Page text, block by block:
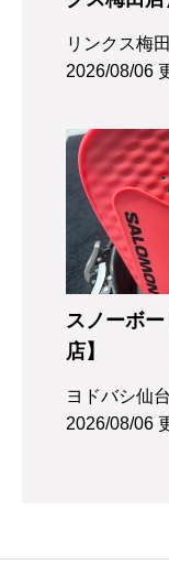
リンクス梅
2026/08/06
スノーボ
店】
ヨドバシ仙
2026/08/06